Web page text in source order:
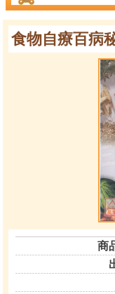
食物自療百病
商